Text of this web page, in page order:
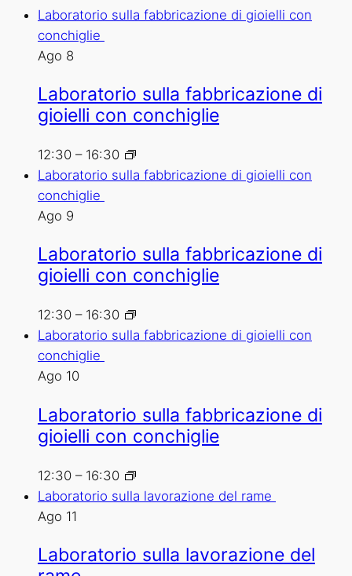
Laboratorio sulla fabbricazione di gioielli con
conchiglie
Ago 8
Laboratorio sulla fabbricazione di
gioielli con conchiglie
12:30 – 16:30
Laboratorio sulla fabbricazione di gioielli con
conchiglie
Ago 9
Laboratorio sulla fabbricazione di
gioielli con conchiglie
12:30 – 16:30
Laboratorio sulla fabbricazione di gioielli con
conchiglie
Ago 10
Laboratorio sulla fabbricazione di
gioielli con conchiglie
12:30 – 16:30
Laboratorio sulla lavorazione del rame
Ago 11
Laboratorio sulla lavorazione del